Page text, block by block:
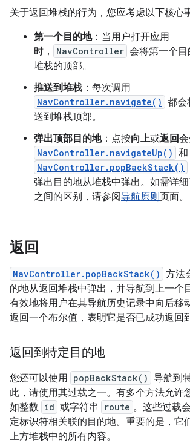
关于返回堆栈的行为，您应考虑以下核心
第一个目的地：当用户打开应用
时，
NavController 会将第一个目
堆栈的顶部。
推送到堆栈 ：每次调用
NavController.navigate() 都会
送到堆栈顶部。
弹出顶部目的地：点按向上或返回
NavController.navigateUp() 和
NavController.popBackStack()
弹出目的地从堆栈中弹出。如需详
之间的区别，请参阅导航原则页面。
返回
NavController.popBackStack() 方法
的地从返回堆栈中弹出，并导航到上一个
有效地将用户在其导航历史记录中向后移
返回一个布尔值，表明它是否已成功返回
返回到特定目的地
您还可以使用 popBackStack() 导航到
此，请使用其过载之一。有多个方法允许
如整数 id 或字符串 route 。这些过载
定标识符相关联的目的地。重要的是，它
上方堆栈中的所有内容。